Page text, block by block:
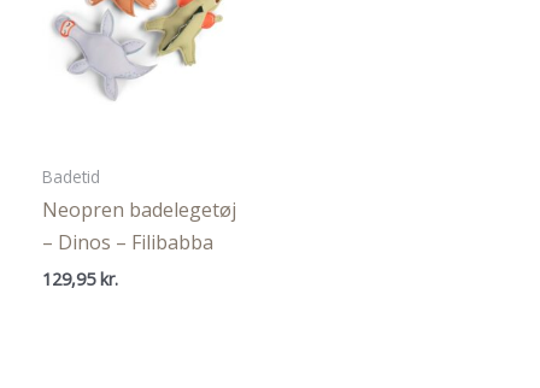
Badetid
Neopren badelegetøj
– Dinos – Filibabba
129,95 kr.